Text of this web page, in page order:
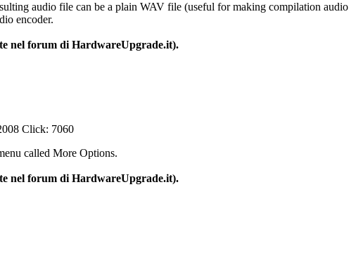
audio file can be a plain WAV file (useful for making compilation audio
encoder.
nel forum di HardwareUpgrade.it).
Click: 7060
called More Options.
nel forum di HardwareUpgrade.it).